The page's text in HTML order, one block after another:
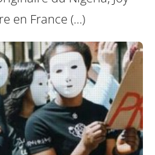
en France (…)